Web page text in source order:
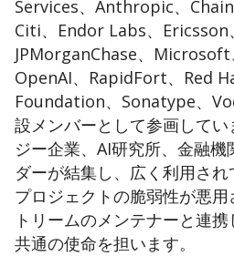
Services、Anthropic、
Citi、Endor Labs、Ericsson
JPMorganChase、Microsoft
OpenAI、RapidFort、Red
Foundation、Sonatype、
設メンバーとして参画して
ジー企業、AI研究所、金融
ダーが結集し、広く利用さ
プロジェクトの脆弱性が悪
トリームのメンテナーと​連携
共通の使命を担います。